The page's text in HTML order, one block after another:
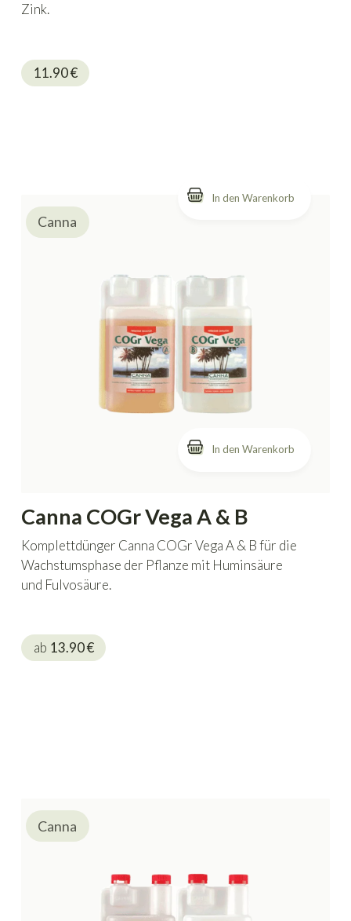
Zink.
11.90€
In den Warenkorb
Canna COGr Vega A & B
Komplettdünger Canna COGr Vega A & B für die
Wachstumsphase der Pflanze mit Huminsäure
und Fulvosäure.
ab 13.90€
Canna
Canna